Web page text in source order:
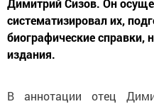
Димитрий Сизов. Он
систематизировал их,
биографические справки,
издания.
В аннотации отец